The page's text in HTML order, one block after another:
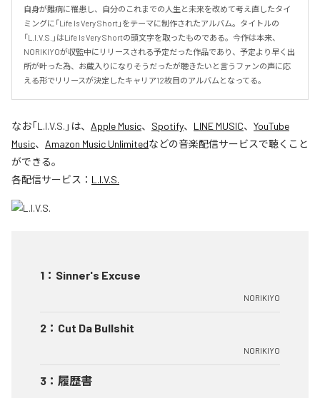
自身が難病に罹患し、自分のこれまでの人生と未来を改めて考え直したタイ
ミングに「Life Is Very Short」をテーマに制作されたアルバム。タイトルの
「L.I.V.S.」はLife Is Very Shortの頭文字を取ったものである。今作は本来、
NORIKIYOが収監中にリリースされる予定だった作品であり、予定より早く出
所が叶った為、お蔵入りになりそうだったが聴きたいと言うファンの声に応
える形でリリースが決定したキャリア12枚目のアルバムとなってる。
なお「L.I.V.S. 」は、 Apple Music、 Spotify、 LINE MUSIC、 YouTube
Music、 Amazon Music Unlimitedなどの音楽配信サービスで聴くこと
ができる。
各配信サービス： L.I.V.S.
1 ： Sinner's Excuse
NORIKIYO
2 ： Cut Da Bullshit
NORIKIYO
3 ： 履歴書